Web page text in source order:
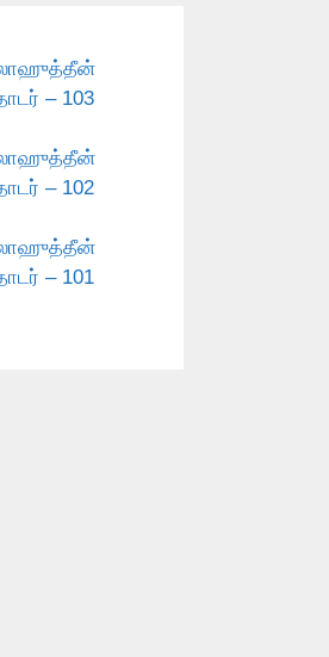
– 103
– 102
– 101